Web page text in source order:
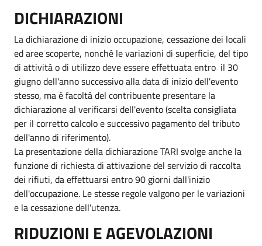
DICHIARAZIONI
La dichiarazione di inizio occupazione, cessazione dei locali
ed aree scoperte, nonché le variazioni di superficie, del tipo
di attività o di utilizzo deve essere effettuata entro il 30
giugno dell'anno successivo alla data di inizio dell'evento
stesso, ma è facoltà del contribuente presentare la
dichiarazione al verificarsi dell'evento (scelta consigliata
per il corretto calcolo e successivo pagamento del tributo
dell'anno di riferimento).
La presentazione della dichiarazione TARI svolge anche la
funzione di richiesta di attivazione del servizio di raccolta
dei rifiuti, da effettuarsi entro 90 giorni dall'inizio
dell'occupazione. Le stesse regole valgono per le variazioni
e la cessazione dell'utenza.
RIDUZIONI E AGEVOLAZIONI